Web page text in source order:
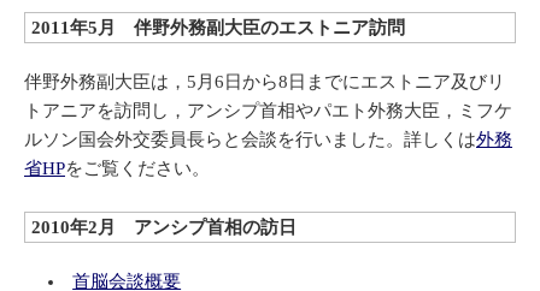
2011年5月 伴野外務副大臣のエストニア訪問
伴野外務副大臣は，5月6日から8日までにエストニア及びリ
トアニアを訪問し，アンシプ首相やパエト外務大臣，ミフケ
ルソン国会外交委員長らと会談を行いました。詳しくは外務
省HPをご覧ください。
2010年2月 アンシプ首相の訪日
首脳会談概要